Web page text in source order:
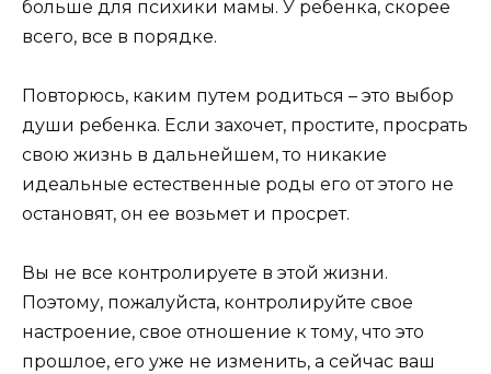
больше для психики мамы. У ребенка, скорее
всего, все в порядке.
Повторюсь, каким путем родиться – это выбор
души ребенка. Если захочет, простите, просрать
свою жизнь в дальнейшем, то никакие
идеальные естественные роды его от этого не
остановят, он ее возьмет и просрет.
Вы не все контролируете в этой жизни.
Поэтому, пожалуйста, контролируйте свое
настроение, свое отношение к тому, что это
прошлое, его уже не изменить, а сейчас ваш